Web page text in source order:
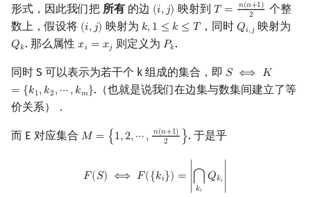
形式，因此我们把 所有 的边 (𝑖,𝑗)
(i,j) 映射到 𝑇 = 𝑛(𝑛+1)
2
T= n( n+1)2
个整
数上，假设将 (𝑖,𝑗)
(i,j) 映射为 𝑘,1 ≤ 𝑘 ≤ 𝑇
k,1≤ k≤ T ，同时𝑄𝑖,𝑗
Qi,j映射为
𝑄𝑘
Qk. 那么属性 𝑥𝑖 = 𝑥𝑗
xi=xj 则定义为 𝑃𝑘
Pk.
同时 S 可以表示为若干个 k 组成的集合，即 𝑆 ⟺ 𝐾
= {𝑘1,𝑘2,⋯,𝑘𝑚}
S⟺K ={k
.（也就是说我们在边集与数集间建立了等
价关系）．
而 E 对应集合 𝑀 = {1,2,⋯, 𝑛(𝑛+1)
2
}
M= {1, 2 ⋯,n (n + 1)2} . 于是乎
𝐹(𝑆) ⟺ 𝐹({𝑘𝑖}) = ⋂
𝑘𝑖
𝑄𝑘𝑖
Qk